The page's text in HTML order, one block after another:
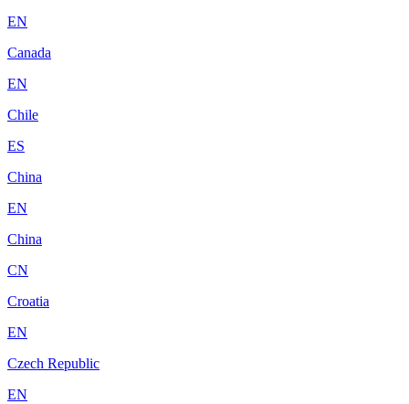
EN
Canada
EN
Chile
ES
China
EN
China
CN
Croatia
EN
Czech Republic
EN